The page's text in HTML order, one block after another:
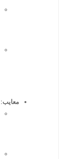
معایب: